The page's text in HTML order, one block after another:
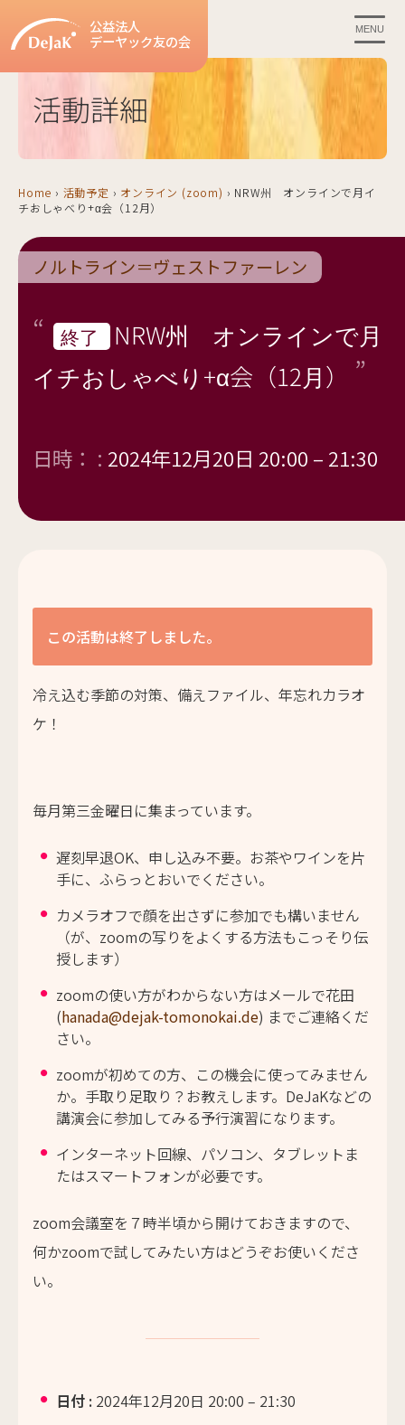
公益法人
デーヤック友の会
MENU
活動詳細
Home › 活動予定 › オンライン (zoom) › NRW州 オンラインで月イ
チおしゃべり+α会（12月）
ノルトライン＝ヴェストファーレン
終了
NRW州 オンラインで月
イチおしゃべり+α会（12月）
日時： : 2024年12月20日 20:00 – 21:30
この活動は終了しました。
冷え込む季節の対策、備えファイル、年忘れカラオ
ケ！
毎月第三金曜日に集まっています。
遅刻早退OK、申し込み不要。お茶やワインを片
手に、ふらっとおいでください。
カメラオフで顔を出さずに参加でも構いません
（が、zoomの写りをよくする方法もこっそり伝
授します）
zoomの使い方がわからない方はメールで花田
(hanada@dejak-tomonokai.de) までご連絡くだ
さい。
zoomが初めての方、この機会に使ってみません
か。手取り足取り？お教えします。DeJaKなどの
講演会に参加してみる予行演習になります。
インターネット回線、パソコン、タブレットま
たはスマートフォンが必要です。
zoom会議室を７時半頃から開けておきますので、
何かzoomで試してみたい方はどうぞお使いくださ
い。
日付 : 2024年12月20日 20:00 – 21:30